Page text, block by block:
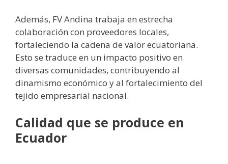
Además, FV Andina trabaja en estrecha
colaboración con proveedores locales,
fortaleciendo la cadena de valor ecuatoriana.
Esto se traduce en un impacto positivo en
diversas comunidades, contribuyendo al
dinamismo económico y al fortalecimiento del
tejido empresarial nacional.
Calidad que se produce en
Ecuador